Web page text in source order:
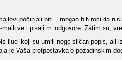
počinjali biti – mogao bih reći da
i pisali mi odgovore. Zatim su,
ljudi koji su umrli nego sličan popis, ali
je Vaša pretpostavka o pozadinskim